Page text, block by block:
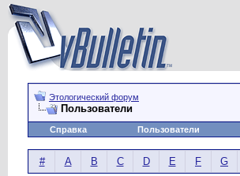
Этологический форум
Пользователи
Справка Пользователи
# A B C D E F G